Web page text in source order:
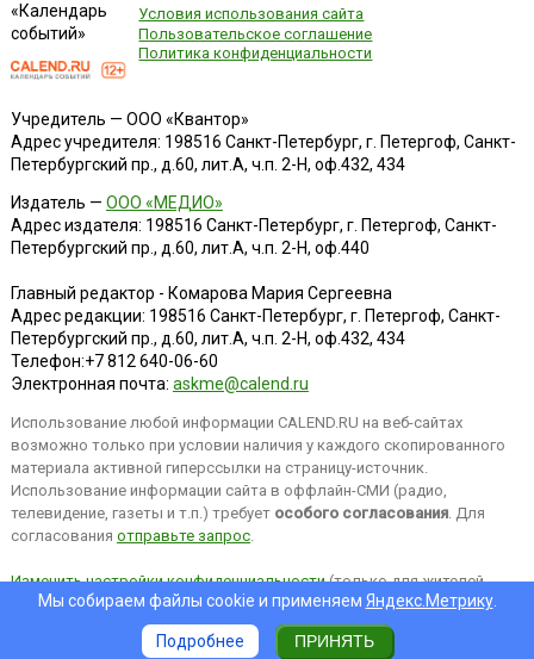
«Календарь
событий»
Условия использования сайта
Пользовательское соглашение
Политика конфиденциальности
Учредитель — ООО «Квантор»
Адрес учредителя: 198516 Санкт-Петербург, г. Петергоф, Санкт-
Петербургский пр., д.60, лит.А, ч.п. 2-Н, оф.432, 434
Издатель — ООО «МЕДИО»
Адрес издателя: 198516 Санкт-Петербург, г. Петергоф, Санкт-
Петербургский пр., д.60, лит.А, ч.п. 2-Н, оф.440
Главный редактор - Комарова Мария Сергеевна
Адрес редакции: 198516 Санкт-Петербург, г. Петергоф, Санкт-
Петербургский пр., д.60, лит.А, ч.п. 2-Н, оф.432, 434
Телефон:+7 812 640-06-60
Электронная почта: askme@calend.ru
Использование любой информации CALEND.RU на веб-сайтах
возможно только при условии наличия у каждого скопированного
материала активной гиперссылки на страницу-источник.
Использование информации сайта в оффлайн-СМИ (радио,
телевидение, газеты и т.п.) требует особого согласования. Для
согласования отправьте запрос.
Изменить настройки конфиденциальности(только для жителей
EEA).Мы собираем файлы cookie и применяем Яндекс.Метрику.
Подробнее ПРИНЯТЬ